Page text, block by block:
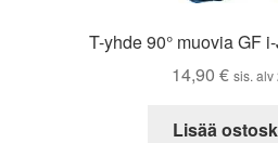
T-yhde 90° muovia GF
14,90 € sis. alv
Lisää